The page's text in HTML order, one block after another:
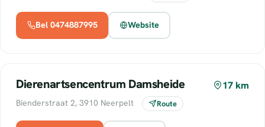
Bel 0474887995 Website
Dierenartsencentrum Damsheide 17 km
Bienderstraat 2, 3910 Neerpelt Route